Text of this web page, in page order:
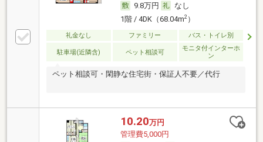
9.8万円
なし
1階 / 4DK（68.04m2）
礼金なし ファミリー バス・トイレ別
駐車場(近隣含) ペット相談可
モニタ付インターホ
ン
ペット相談可・閑静な住宅街・保証人不要／代行
10.20万円
管理費5,000円